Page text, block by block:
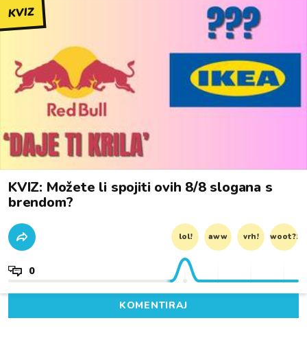
KVIZ
KVIZ: Možete li spojiti ovih 8/8 slogana s
brendom?
lol! aww vrh! woot?!
0
KOMENTIRAJ